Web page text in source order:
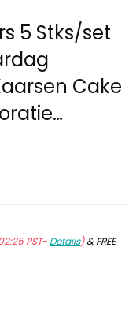
5 Stks/set
Cake
PST- Details)&FREE